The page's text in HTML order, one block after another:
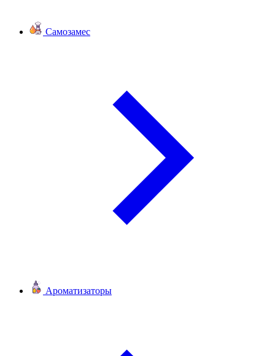
Самозамес
Ароматизаторы